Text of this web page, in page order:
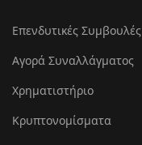
Επενδυτικές Συμβουλές
Αγορά Συναλλάγματος
Χρηματιστήριο
Κρυπτονομίσματα